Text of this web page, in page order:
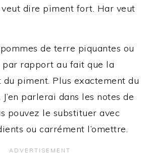
dire piment fort. Har veut
de terre piquantes ou
par rapport au fait que la
du piment. Plus exactement du
parlerai dans les notes de
pouvez le substituer avec
ou carrément l’omettre.